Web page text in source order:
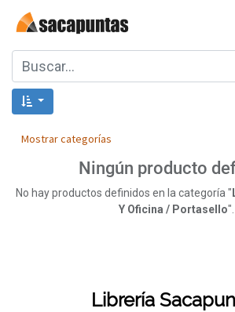
Mostrar categorías
Ningún producto
No hay productos definidos en la categoría "
Y Oficina / Portasello".
Librería